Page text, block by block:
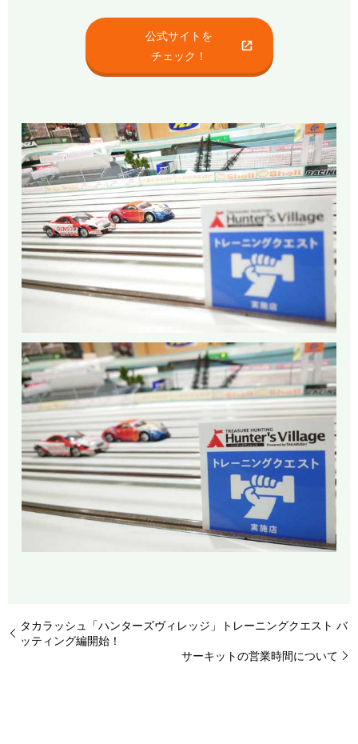
公式サイトを
チェック！
タカラッシュ「ハンターズヴィレッジ」トレーニングクエスト バ
ッティング編開始！
サーキットの営業時間について